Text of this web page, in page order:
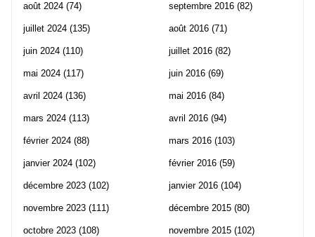
août 2024 (74)
juillet 2024 (135)
juin 2024 (110)
mai 2024 (117)
avril 2024 (136)
mars 2024 (113)
février 2024 (88)
janvier 2024 (102)
décembre 2023 (102)
novembre 2023 (111)
octobre 2023 (108)
septembre 2016 (82)
août 2016 (71)
juillet 2016 (82)
juin 2016 (69)
mai 2016 (84)
avril 2016 (94)
mars 2016 (103)
février 2016 (59)
janvier 2016 (104)
décembre 2015 (80)
novembre 2015 (102)